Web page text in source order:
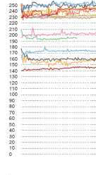
0
10
20
30
40
50
60
70
80
90
100
110
120
130
140
150
160
170
180
190
200
210
220
230
240
250